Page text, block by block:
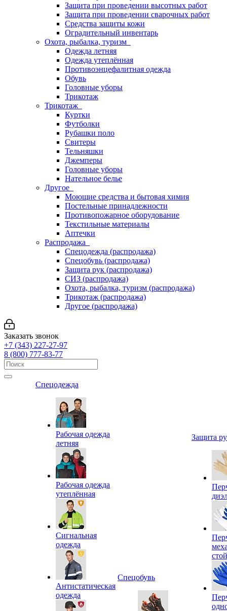
Защита при проведении высотных работ
Защита при проведении сварочных работ
Средства защиты кожи
Оградительный инвентарь
Охота, рыбалка, туризм
Одежда летняя
Одежда утеплённая
Противоэнцефалитная одежда
Обувь
Головные уборы
Трикотаж
Трикотаж
Куртки
Футболки
Рубашки поло
Свитеры
Тельняшки
Джемперы
Головные уборы
Нательное белье
Другое
Моющие средства и бытовая химия
Постельные принадлежности
Противопожарное оборудование
Текстильные материалы
Аптечки
Распродажа
Спецодежда (распродажа)
Спецобувь (распродажа)
Защита рук (распродажа)
СИЗ (распродажа)
Охота, рыбалка, туризм (распродажа)
Трикотаж (распродажа)
Другое (распродажа)
Заказать звонок
+7 (343) 227-27-97
8 (800) 777-83-77
Спецодежда
Рабочая одежда
летняя
Рабочая одежда
утеплённая
Сигнальная
одежда
Антистатическая
одежда
Спецобувь
Защита